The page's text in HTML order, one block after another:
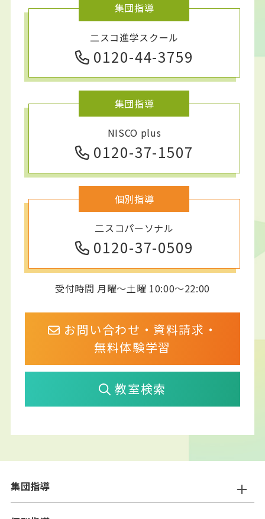
集団指導
二スコ進学スクール
0120-44-3759
集団指導
NISCO plus
0120-37-1507
個別指導
二スコパーソナル
0120-37-0509
受付時間 月曜～土曜 10:00～22:00
お問い合わせ・資料請求・
無料体験学習
教室検索
集団指導